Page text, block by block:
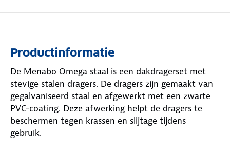
Productinformatie
De Menabo Omega staal is een dakdragerset met
stevige stalen dragers. De dragers zijn gemaakt van
gegalvaniseerd staal en afgewerkt met een zwarte
PVC-coating. Deze afwerking helpt de dragers te
beschermen tegen krassen en slijtage tijdens
gebruik.